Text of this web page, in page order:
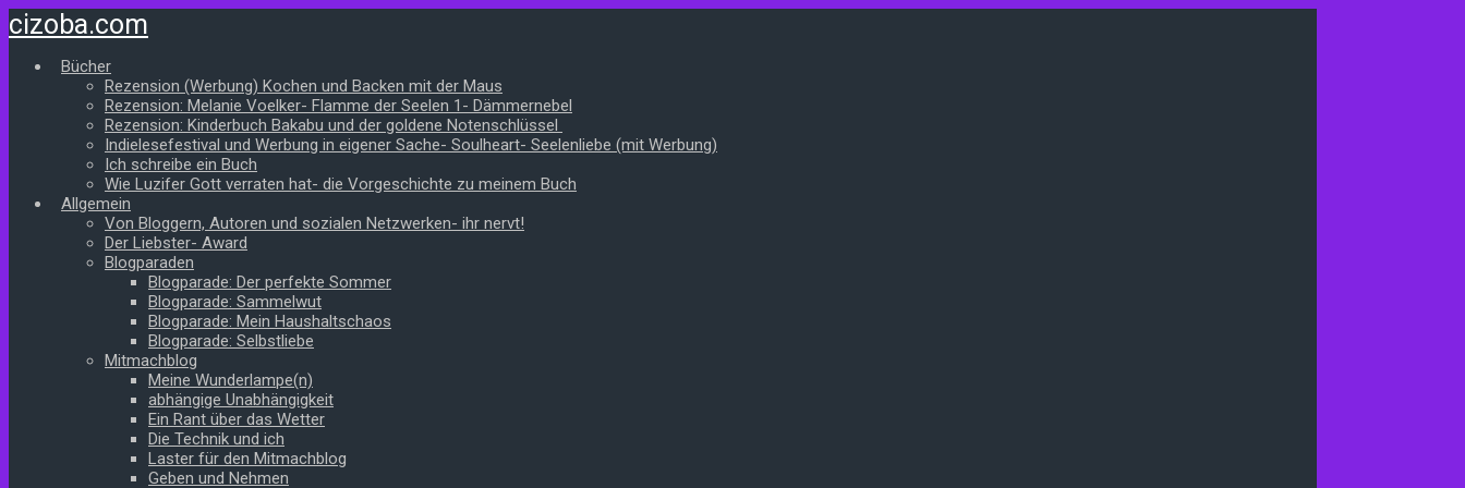
Zum
Hauptinhalt
springen
cizoba.com
Bücher
Rezension (Werbung) Kochen und Backen mit der Maus
Rezension: Melanie Voelker- Flamme der Seelen 1- Dämmernebel
Rezension: Kinderbuch Bakabu und der goldene Notenschlüssel
Indielesefestival und Werbung in eigener Sache- Soulheart- Seelenliebe (mit Werbung)
Ich schreibe ein Buch
Wie Luzifer Gott verraten hat- die Vorgeschichte zu meinem Buch
Allgemein
Von Bloggern, Autoren und sozialen Netzwerken- ihr nervt!
Der Liebster- Award
Blogparaden
Blogparade: Der perfekte Sommer
Blogparade: Sammelwut
Blogparade: Mein Haushaltschaos
Blogparade: Selbstliebe
Mitmachblog
Meine Wunderlampe(n)
abhängige Unabhängigkeit
Ein Rant über das Wetter
Die Technik und ich
Laster für den Mitmachblog
Geben und Nehmen